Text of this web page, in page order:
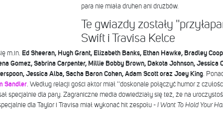
para nie miała druhen ani drużbów.
Te gwiazdy zostały
Swift i Travisa Kelce
m.in. Ed Sheeran, Hugh Grant, Elizabeth Banks, Ethan Hawke, Bradley
Gomez, Sabrina Carpenter, Millie Bobby Brown, Dakota Johnson, Jessica
Jessica Alba, Sacha Baron Cohen, Adam Scott oraz Joey King.
Sandler. Według relacji gości aktor miał ''doskonale połączyć humor z
specjalnie dla pary. Zagraniczne media dowiedziały się też, że na
dla Taylor i Travisa miał wykonać hit zespołu - I Want To Hold Your